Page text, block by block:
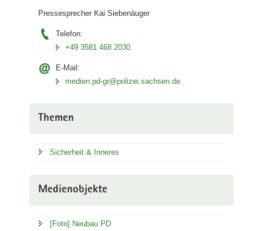
Pressesprecher Kai Siebenäuger
Telefon:
+49 3581 468 2030
E-Mail:
medien.pd-gr@polizei.sachsen.de
Themen
Sicherheit & Inneres
Medienobjekte
[Foto] Neubau PD